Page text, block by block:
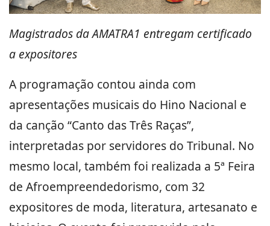
Magistrados da AMATRA1 entregam certificado
a expositores
A programação contou ainda com
apresentações musicais do Hino Nacional e
da canção “Canto das Três Raças”,
interpretadas por servidores do Tribunal. No
mesmo local, também foi realizada a 5ª Feira
de Afroempreendedorismo, com 32
expositores de moda, literatura, artesanato e